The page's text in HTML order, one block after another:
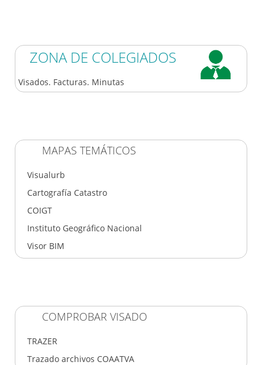
ZONA DE COLEGIADOS
Visados. Facturas. Minutas
MAPAS TEMÁTICOS
Visualurb
Cartografía Catastro
COIGT
Instituto Geográfico Nacional
Visor BIM
COMPROBAR VISADO
TRAZER
Trazado archivos COAATVA